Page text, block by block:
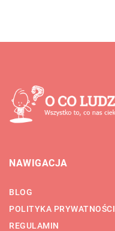
NAWIGACJA
BLOG
POLITYKA PRYWATNOŚCI
REGULAMIN